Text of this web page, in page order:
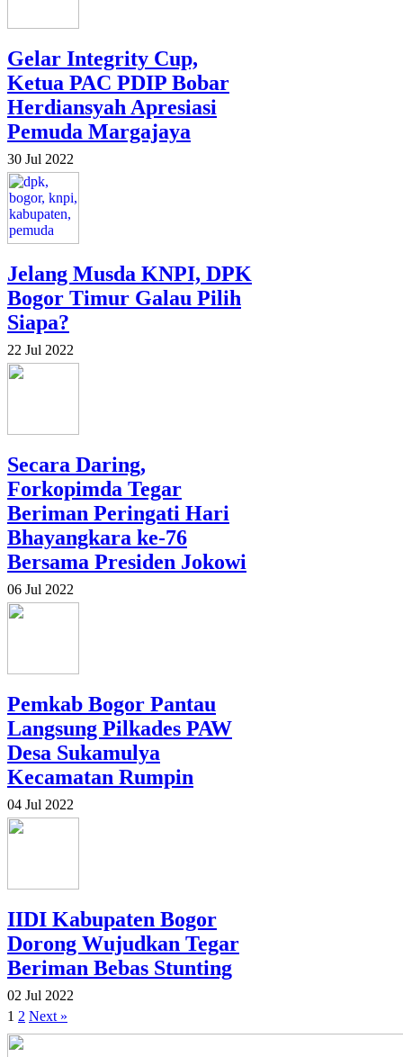
Gelar Integrity Cup,
Ketua PAC PDIP Bobar
Herdiansyah Apresiasi
Pemuda Margajaya
30 Jul 2022
Jelang Musda KNPI, DPK
Bogor Timur Galau Pilih
Siapa?
22 Jul 2022
Secara Daring,
Forkopimda Tegar
Beriman Peringati Hari
Bhayangkara ke-76
Bersama Presiden Jokowi
06 Jul 2022
Pemkab Bogor Pantau
Langsung Pilkades PAW
Desa Sukamulya
Kecamatan Rumpin
04 Jul 2022
IIDI Kabupaten Bogor
Dorong Wujudkan Tegar
Beriman Bebas Stunting
02 Jul 2022
1 2 Next »